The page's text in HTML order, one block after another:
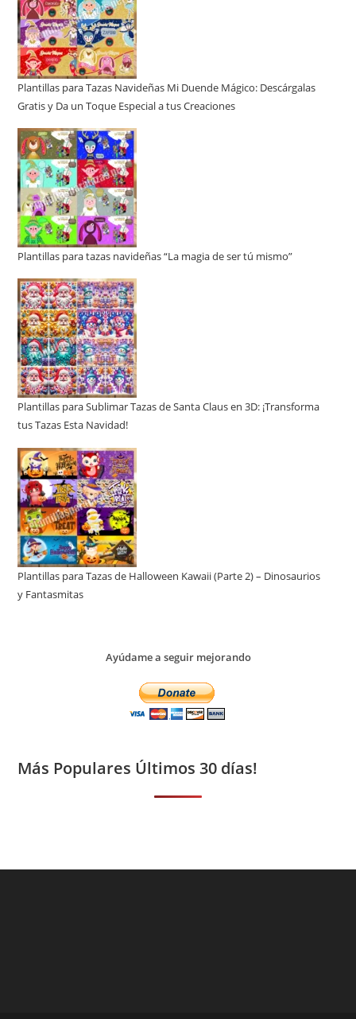
Plantillas para Tazas Navideñas Mi Duende Mágico: Descárgalas
Gratis y Da un Toque Especial a tus Creaciones
Plantillas para tazas navideñas “La magia de ser tú mismo”
Plantillas para Sublimar Tazas de Santa Claus en 3D: ¡Transforma
tus Tazas Esta Navidad!
Plantillas para Tazas de Halloween Kawaii (Parte 2) – Dinosaurios
y Fantasmitas
Ayúdame a seguir mejorando
Más Populares Últimos 30 días!